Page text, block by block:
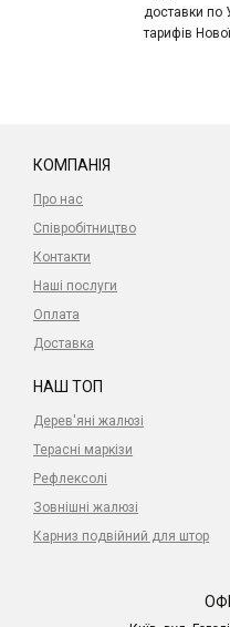
доставки по
тарифів
КОМПАНІЯ
Про нас
Співробітництво
Контакти
Наші послуги
Оплата
Доставка
НАШ ТОП
Дерев'яні жалюзі
Терасні маркізи
Рефлексолі
Зовнішні жалюзі
Карниз подвійний для штор